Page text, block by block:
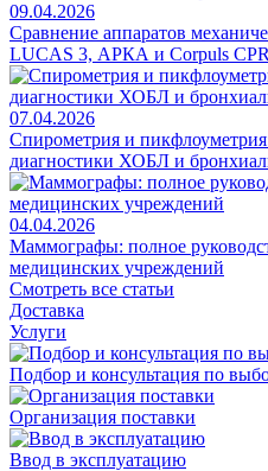
09.04.2026
Сравнение аппаратов
LUCAS 3, АРКА и Corpuls CPR
07.04.2026
Спирометрия и
диагностики ХОБЛ и
04.04.2026
Маммографы: полное
медицинских учреждений
Смотреть все статьи
Доставка
Услуги
Подбор и консультация по
Организация поставки
Ввод в эксплуатацию